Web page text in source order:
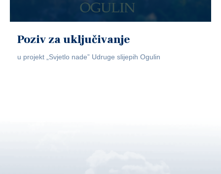
Poziv za uključivanje
u projekt „Svjetlo nade” Udruge slijepih Ogulin